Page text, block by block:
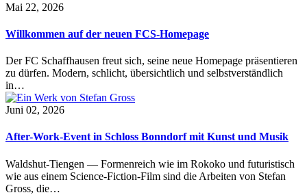
Mai 22, 2026
Willkommen auf der neuen FCS-Homepage
Der FC Schaffhausen freut sich, seine neue Homepage präsentieren
zu dürfen. Modern, schlicht, übersichtlich und selbstverständlich
in…
Juni 02, 2026
After-Work-Event in Schloss Bonndorf mit Kunst und Musik
Waldshut-Tiengen — Formenreich wie im Rokoko und futuristisch
wie aus einem Science-Fiction-Film sind die Arbeiten von Stefan
Gross, die…